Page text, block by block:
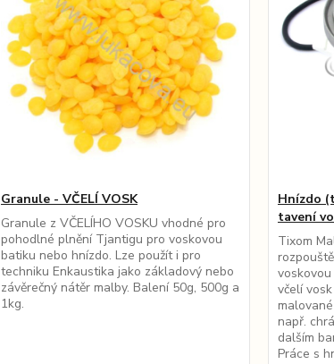
Granule - VČELÍ VOSK
Granule z VČELÍHO VOSKU vhodné pro
pohodlné plnění Tjantigu pro voskovou
batiku nebo hnízdo. Lze použít i pro
techniku Enkaustika jako základový nebo
závěrečný nátěr malby. Balení 50g, 500g a
1kg.
Hnízdo
tavení
Tixom
včelí
např.
dalším
Práce s